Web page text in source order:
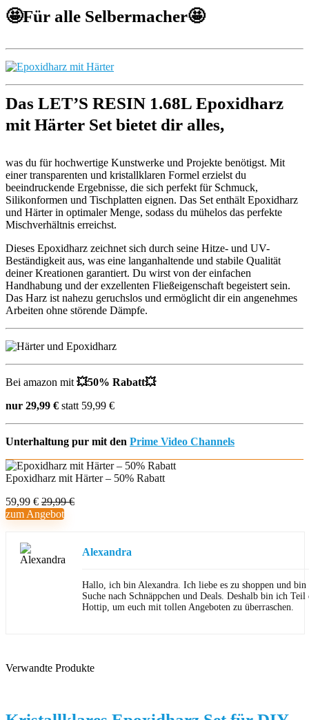
🤩Für alle Selbermacher🤩
Das LET’S RESIN 1.68L Epoxidharz
mit Härter Set bietet dir alles,
was du für hochwertige Kunstwerke und Projekte benötigst. Mit
einer transparenten und kristallklaren Formel erzielst du
beeindruckende Ergebnisse, die sich perfekt für Schmuck,
Silikonformen und Tischplatten eignen. Das Set enthält Epoxidharz
und Härter in optimaler Menge, sodass du mühelos das perfekte
Mischverhältnis erreichst.
Dieses Epoxidharz zeichnet sich durch seine Hitze- und UV-
Beständigkeit aus, was eine langanhaltende und stabile Qualität
deiner Kreationen garantiert. Du wirst von der einfachen
Handhabung und der exzellenten Fließeigenschaft begeistert sein.
Das Harz ist nahezu geruchslos und ermöglicht dir ein angenehmes
Arbeiten ohne störende Dämpfe.
Bei amazon mit 💥50% Rabatt💥
nur 29,99 € statt 59,99 €
Unterhaltung pur mit den Prime Video Channels
Epoxidharz mit Härter – 50% Rabatt
59,99 € 29,99 €
zum Angebot
Alexandra
Hallo, ich bin Alexandra. Ich liebe es zu shoppen und
Suche nach Schnäppchen und Deals. Deshalb bin ich Teil
Hottip, um euch mit tollen Angeboten zu überraschen.
Verwandte Produkte